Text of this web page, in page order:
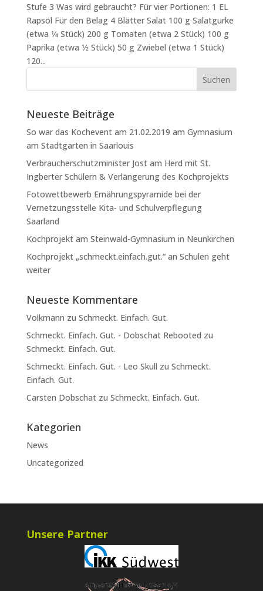
Stufe 3 Was wird gebraucht? Für vier Portionen: 1 EL
Rapsöl Für den Belag 4 Blätter Salat 100 g Salatgurke
(etwa 1⁄4 Stück) 200 g Tomaten (etwa 2 Stück) 100 g
Paprika (etwa 1⁄2 Stück) 50 g Zwiebel (etwa 1 Stück)
120...
Neueste Beiträge
So war das Kochevent am 21.02.2019 am Gymnasium
am Stadtgarten in Saarlouis
Verbraucherschutzminister Jost am Herd mit St.
Ingberter Schülern & Verlängerung des Kochprojekts
Fotowettbewerb Ernährungspyramide bei der
Vernetzungsstelle Kita- und Schulverpflegung
Saarland
Kochprojekt am Steinwald-Gymnasium in Neunkirchen
Kochprojekt „schmeckt.einfach.gut.“ an Schulen geht
weiter
Neueste Kommentare
Volkmann zu Schmeckt. Einfach. Gut.
Schmeckt. Einfach. Gut. - Dobschat Rebooted zu
Schmeckt. Einfach. Gut.
Schmeckt. Einfach. Gut. - Leo Skull zu Schmeckt.
Einfach. Gut.
Carsten Dobschatzu Schmeckt. Einfach. Gut.
Kategorien
News
Uncategorized
Unsere Partner